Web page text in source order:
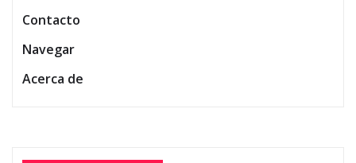
Contacto
Navegar
Acerca de